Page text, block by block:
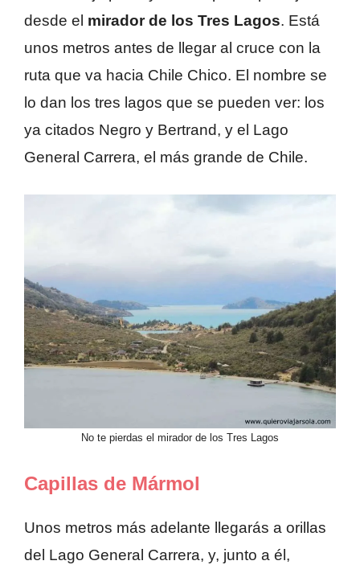
desde el mirador de los Tres Lagos. Está
unos metros antes de llegar al cruce con la
ruta que va hacia Chile Chico. El nombre se
lo dan los tres lagos que se pueden ver: los
ya citados Negro y Bertrand, y el Lago
General Carrera, el más grande de Chile.
No te pierdas el mirador de los Tres Lagos
Capillas de Mármol
Unos metros más adelante llegarás a orillas
del Lago General Carrera, y, junto a él,